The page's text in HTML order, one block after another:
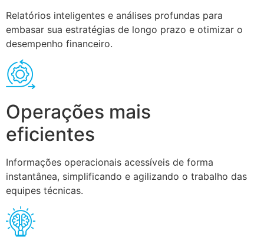
Relatórios inteligentes e análises profundas para
embasar sua estratégias de longo prazo e otimizar o
desempenho financeiro.
Operações mais
eficientes
Informações operacionais acessíveis de forma
instantânea, simplificando e agilizando o trabalho das
equipes técnicas.